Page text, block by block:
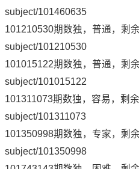
subject/101460635
101210530期数独，普通，剩余
subject/101210530
101015122期数独，普通，剩余
subject/101015122
101311073期数独，容易，剩余
subject/101311073
101350998期数独，专家，剩余
subject/101350998